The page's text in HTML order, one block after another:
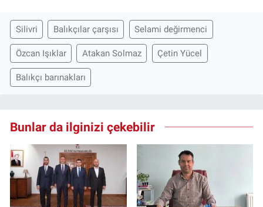
Silivri Balıkçılar çarşısı Selami değirmenci
Özcan Işıklar Atakan Solmaz Çetin Yücel
Balıkçı barınakları
Bunlar da ilginizi çekebilir